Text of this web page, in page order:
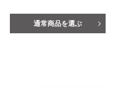
通常商品を選ぶ